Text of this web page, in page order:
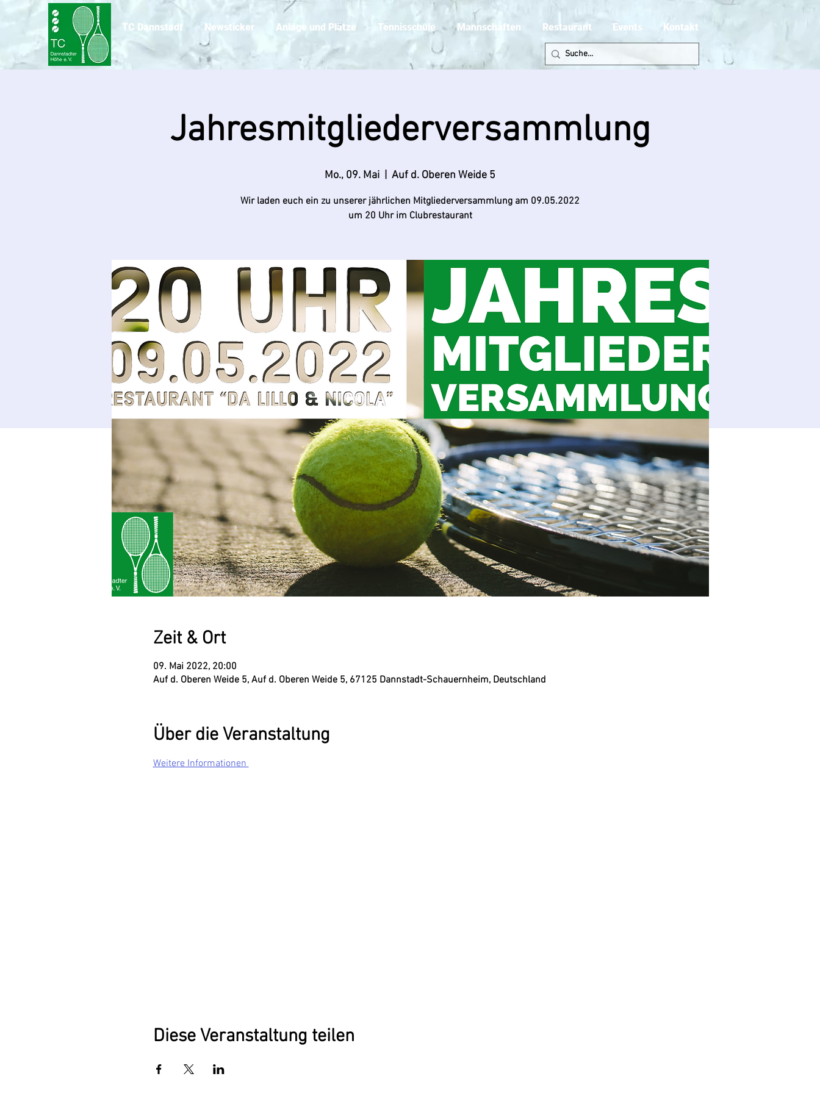
TC Dannstadt Newsticker Anlage und Plätze Tennisschule Mannschaften Restaurant Events Kontakt
Jahresmitgliederversammlung
Mo., 09. Mai Auf d. Oberen Weide 5
Wir laden euch ein zu unserer jährlichen Mitgliederversammlung am 09.05.2022
um 20 Uhr im Clubrestaurant
Zeit & Ort
09. Mai 2022, 20:00
Auf d. Oberen Weide 5, Auf d. Oberen Weide 5, 67125 Dannstadt-Schauernheim, Deutschland
Über die Veranstaltung
Weitere Informationen
Diese Veranstaltung teilen